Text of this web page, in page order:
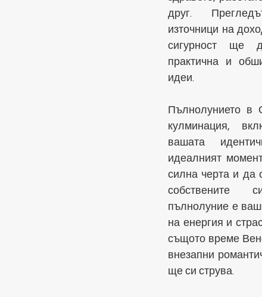
друг.
източници на
сигурност ще
практична и
идеи.
Пълнолунието в
кулминация,
вашата
идеалният
силна черта и да
собствените
пълнолуние е
на енергия и
същото време
внезапни
ще си струва.